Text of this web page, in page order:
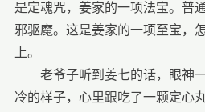
是定魂咒，姜家的一项法宝。普
邪驱魔。这是姜家的一项至宝，
上。
老爷子听到姜七的话，眼神
冷的样子，心里跟吃了一颗定心丸